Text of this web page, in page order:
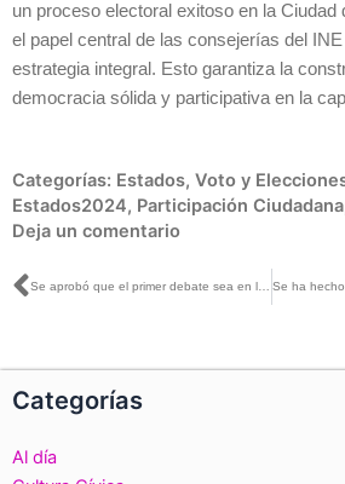
un proceso electoral exitoso en la Ciudad
el papel central de las consejerías del
estrategia integral. Esto garantiza la
democracia sólida y participativa en la
Categorías: Estados, Voto y
Estados2024, Participación Ciudadana
Deja un comentario
Ant
Categorías
Al día